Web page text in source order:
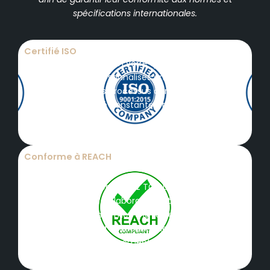
spécifications internationales.
Certifié ISO
Les pièces d'usinage en verre quartz TOQUARTZ® et
les composants personnalisés en silice fondue sont
fabriqués selon des processus certifiés ISO afin de
garantir une qualité constante et une précision
Conforme à REACH
Toutes les pièces en quartz TOQUARTZ® destinées
aux équipements de laboratoire et à l'usage
industriel sont conformes à la réglementation
REACH, garantissant la sécurité des matériaux et la
responsabilité environnementale.